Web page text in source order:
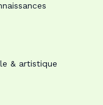
& artistique